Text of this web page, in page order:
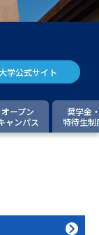
テスト利用選抜の
テスト「受験案
大学公式サイト
オープン
ャンパス
奨学金
特待生制